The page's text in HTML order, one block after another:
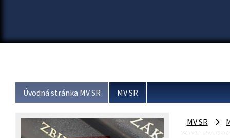
Úvodná stránka MV SR MV SR
MV SR